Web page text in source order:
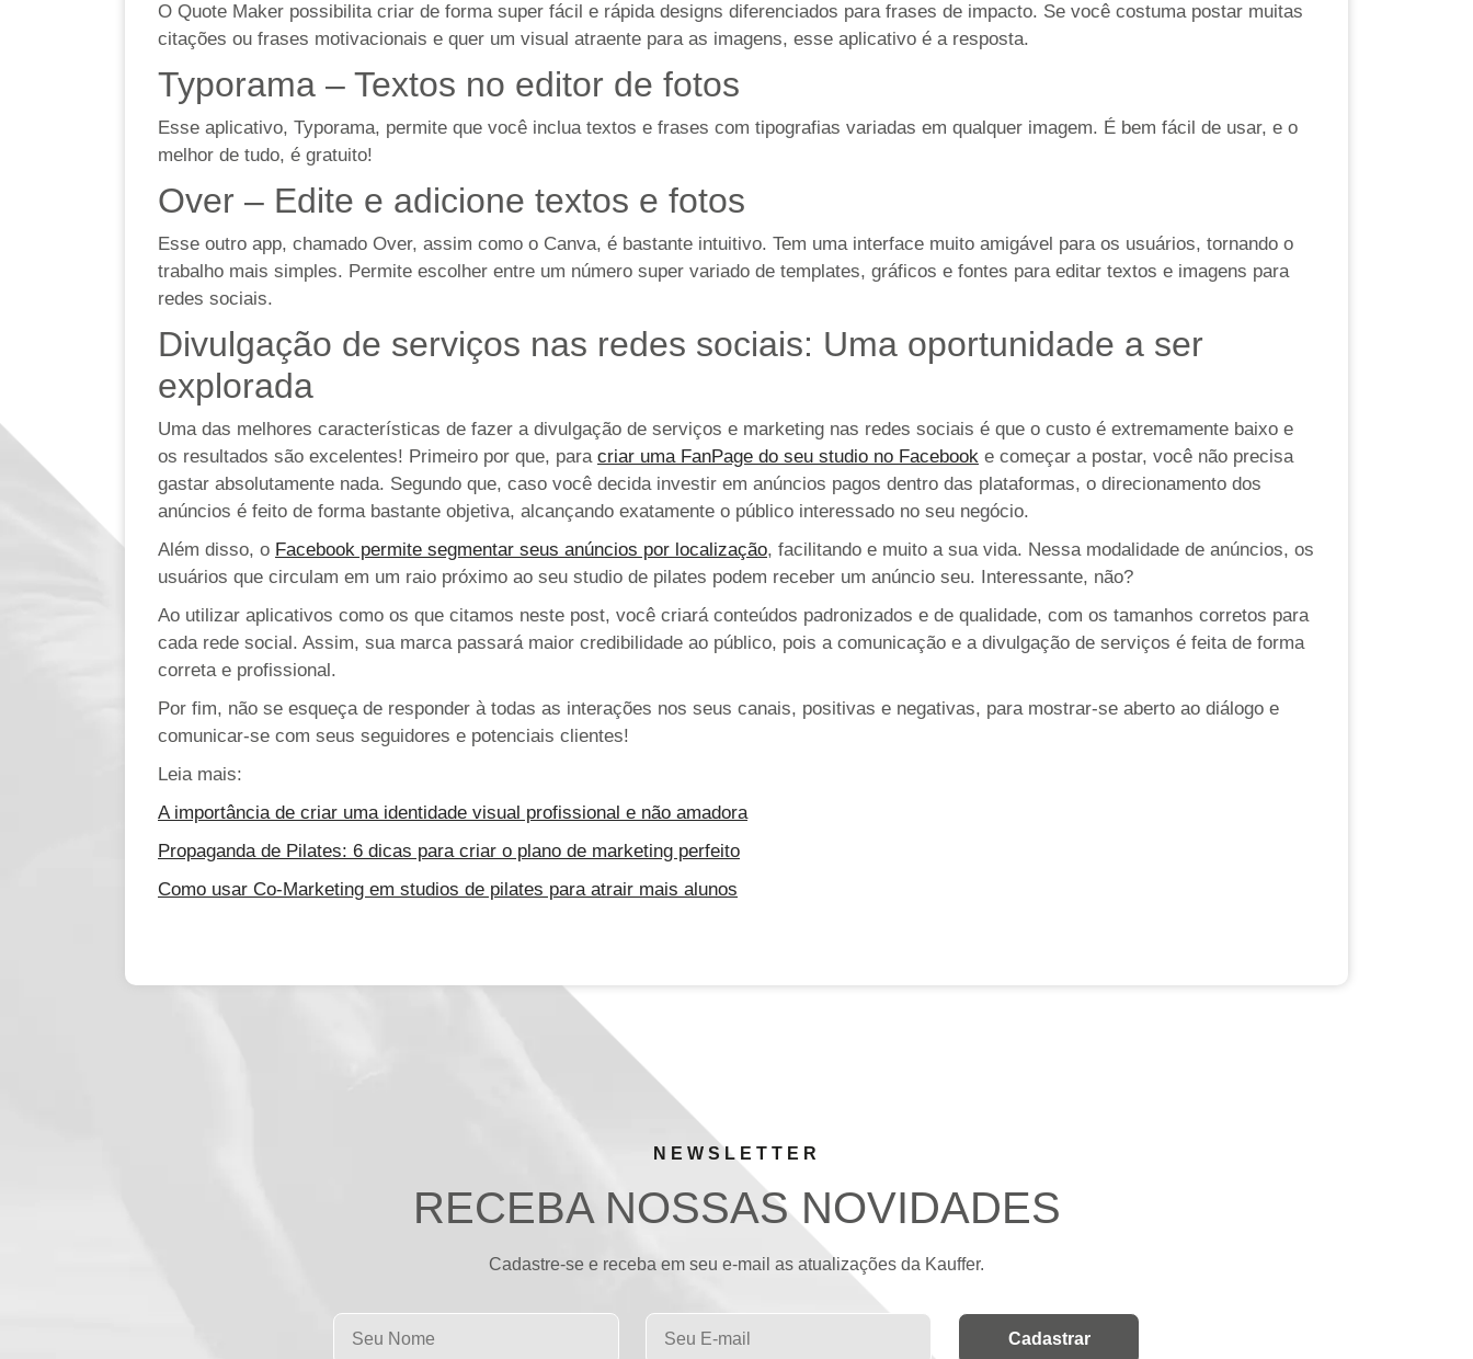
O Quote Maker possibilita criar de forma super fácil e rápida designs diferenciados para frases de impacto. Se você costuma postar muitas
citações ou frases motivacionais e quer um visual atraente para as imagens, esse aplicativo é a resposta.
Typorama – Textos no editor de fotos
Esse aplicativo, Typorama, permite que você inclua textos e frases com tipografias variadas em qualquer imagem. É bem fácil de usar, e o
melhor de tudo, é gratuito!
Over – Edite e adicione textos e fotos
Esse outro app, chamado Over, assim como o Canva, é bastante intuitivo. Tem uma interface muito amigável para os usuários, tornando o
trabalho mais simples. Permite escolher entre um número super variado de templates, gráficos e fontes para editar textos e imagens para
redes sociais.
Divulgação de serviços nas redes sociais: Uma oportunidade a ser
explorada
Uma das melhores características de fazer a divulgação de serviços e marketing nas redes sociais é que o custo é extremamente baixo e
os resultados são excelentes! Primeiro por que, para criar uma FanPage do seu studio no Facebook e começar a postar, você não precisa
gastar absolutamente nada. Segundo que, caso você decida investir em anúncios pagos dentro das plataformas, o direcionamento dos
anúncios é feito de forma bastante objetiva, alcançando exatamente o público interessado no seu negócio.
Além disso, o Facebook permite segmentar seus anúncios por localização, facilitando e muito a sua vida. Nessa modalidade de anúncios, os
usuários que circulam em um raio próximo ao seu studio de pilates podem receber um anúncio seu. Interessante, não?
Ao utilizar aplicativos como os que citamos neste post, você criará conteúdos padronizados e de qualidade, com os tamanhos corretos para
cada rede social. Assim, sua marca passará maior credibilidade ao público, pois a comunicação e a divulgação de serviços é feita de forma
correta e profissional.
Por fim, não se esqueça de responder à todas as interações nos seus canais, positivas e negativas, para mostrar-se aberto ao diálogo e
comunicar-se com seus seguidores e potenciais clientes!
Leia mais:
A importância de criar uma identidade visual profissional e não amadora
Propaganda de Pilates: 6 dicas para criar o plano de marketing perfeito
Como usar Co-Marketing em studios de pilates para atrair mais alunos
NEWSLETTER
RECEBA NOSSAS NOVIDADES
Cadastre-se e receba em seu e-mail as atualizações da Kauffer.